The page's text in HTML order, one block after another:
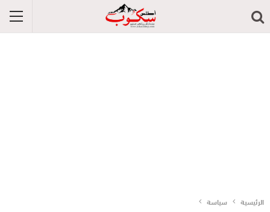
الرئيسية سياسة